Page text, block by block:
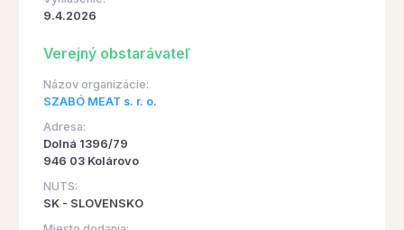
9.4.2026
Verejný obstarávateľ
Názov organizácie:
SZABÓ MEAT s. r. o.
Adresa:
Dolná 1396/79
946 03 Kolárovo
NUTS:
SK - SLOVENSKO